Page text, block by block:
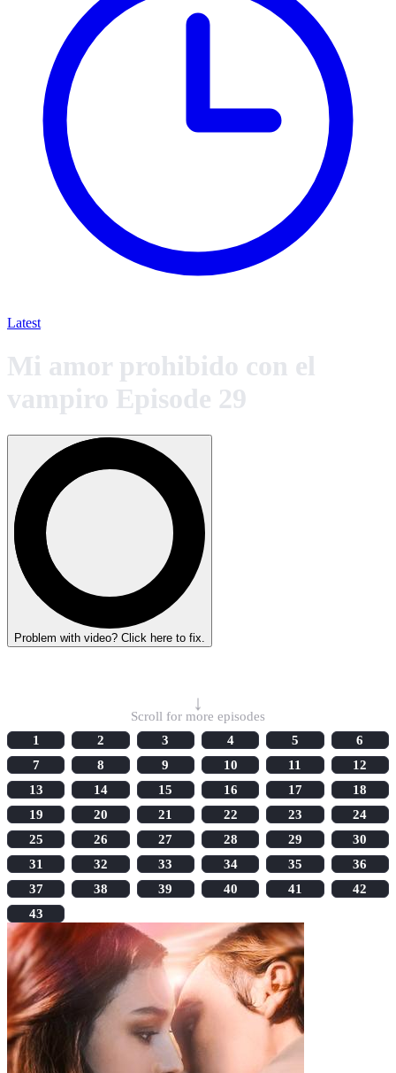
Latest
Mi amor prohibido con el
vampiro Episode 29
Problem with video? Click here to fix.
↓
Scroll for more episodes
1
2 3 4 5
6
7
8 9 10 11
12
13
14 15 16 17
18
19
20 21 22 23
24
25
26 27 28 29
30
31
32 33 34 35
36
37
38 39 40 41
42
43